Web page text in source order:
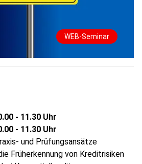
WEB-Seminar
- 11.30 Uhr
- 11.30 Uhr
und Prüfungsansätze
Früherkennung von Kreditrisiken